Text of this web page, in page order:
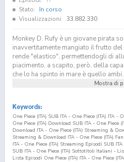
Stato:
In corso
Visualizzazioni: 33.882.330
Monkey D. Rufy è un giovane pirata
inavvertitamente mangiato il frutto
rende "elastico", permettendogli di
piacimento, a scapito, però, della
che lo ha spinto in mare è quello
Mostra di
Keywords:
One Piece (ITA) SUB ITA - One Piece (ITA) ITA -
One Piece (ITA) Download SUB ITA - One Piece
Download ITA - One Piece (ITA) Streaming &
Streaming & Download ITA - One Piece (ITA)
ITA - One Piece (ITA) Streaming Episodi SUB
SUB ITA - One Piece (ITA) Sottotitoli Italiani -
Lista Episodi One Piece (ITA) ITA - One Piece